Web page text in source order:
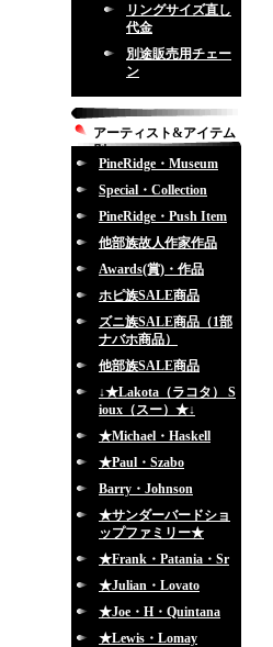
リングサイズ直し
代金
別途販売用チェー
ン
アーティスト&アイテム
別
PineRidge・Museum
Special・Collection
PineRidge・Push Item
他部族故人作家作品
Awards(賞)・作品
ホピ族SALE商品
ズニ族SALE商品（1部
ナバホ商品）
他部族SALE商品
↓★Lakota（ラコタ） S
ioux（スー）★↓
★Michael・Haskell
★Paul・Szabo
Barry・Johnson
★サンダーバードショ
ップファミリー★
★Frank・Patania・Sr
★Julian・Lovato
★Joe・H・Quintana
★Lewis・Lomay